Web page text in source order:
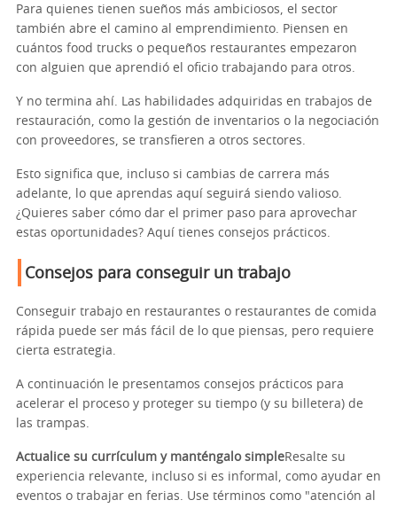
Para quienes tienen sueños más ambiciosos, el sector
también abre el camino al emprendimiento. Piensen en
cuántos food trucks o pequeños restaurantes empezaron
con alguien que aprendió el oficio trabajando para otros.
Y no termina ahí. Las habilidades adquiridas en trabajos de
restauración, como la gestión de inventarios o la negociación
con proveedores, se transfieren a otros sectores.
Esto significa que, incluso si cambias de carrera más
adelante, lo que aprendas aquí seguirá siendo valioso.
¿Quieres saber cómo dar el primer paso para aprovechar
estas oportunidades? Aquí tienes consejos prácticos.
Consejos para conseguir un trabajo
Conseguir trabajo en restaurantes o restaurantes de comida
rápida puede ser más fácil de lo que piensas, pero requiere
cierta estrategia.
A continuación le presentamos consejos prácticos para
acelerar el proceso y proteger su tiempo (y su billetera) de
las trampas.
Actualice su currículum y manténgalo simpleResalte su
experiencia relevante, incluso si es informal, como ayudar en
eventos o trabajar en ferias. Use términos como "atención al